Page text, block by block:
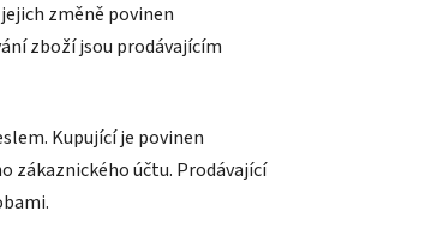
změně povinen
zboží jsou prodávajícím
Kupující je povinen
zákaznického účtu. Prodávající